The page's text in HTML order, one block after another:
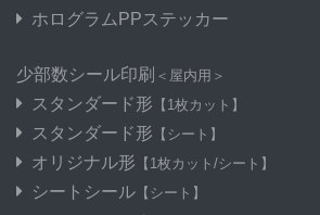
ホログラムPPステッカー
少部数シール印刷 ＜屋内用＞
スタンダード形 【1枚カット】
スタンダード形 【シート】
オリジナル形 【1枚カット/シート】
シートシール 【シート】